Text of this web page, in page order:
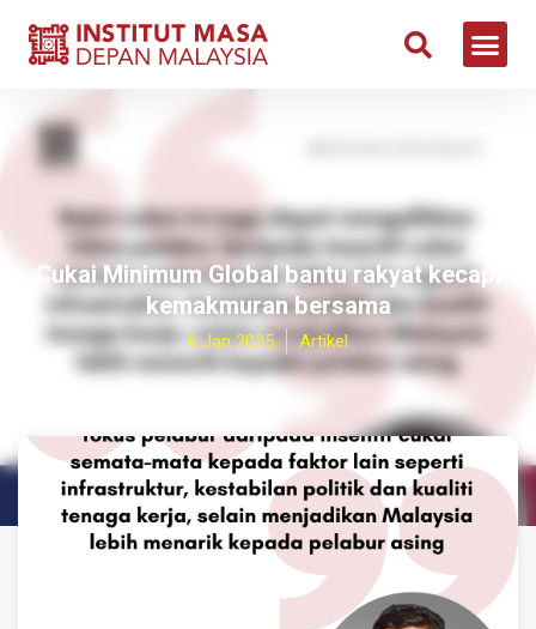
Cukai Minimum Global bantu rakyat kecapi
kemakmuran bersama
6 Jan 2025 Artikel